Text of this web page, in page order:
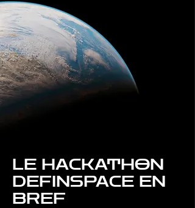
LE HACKATHON
DEFINSPACE EN
BREF